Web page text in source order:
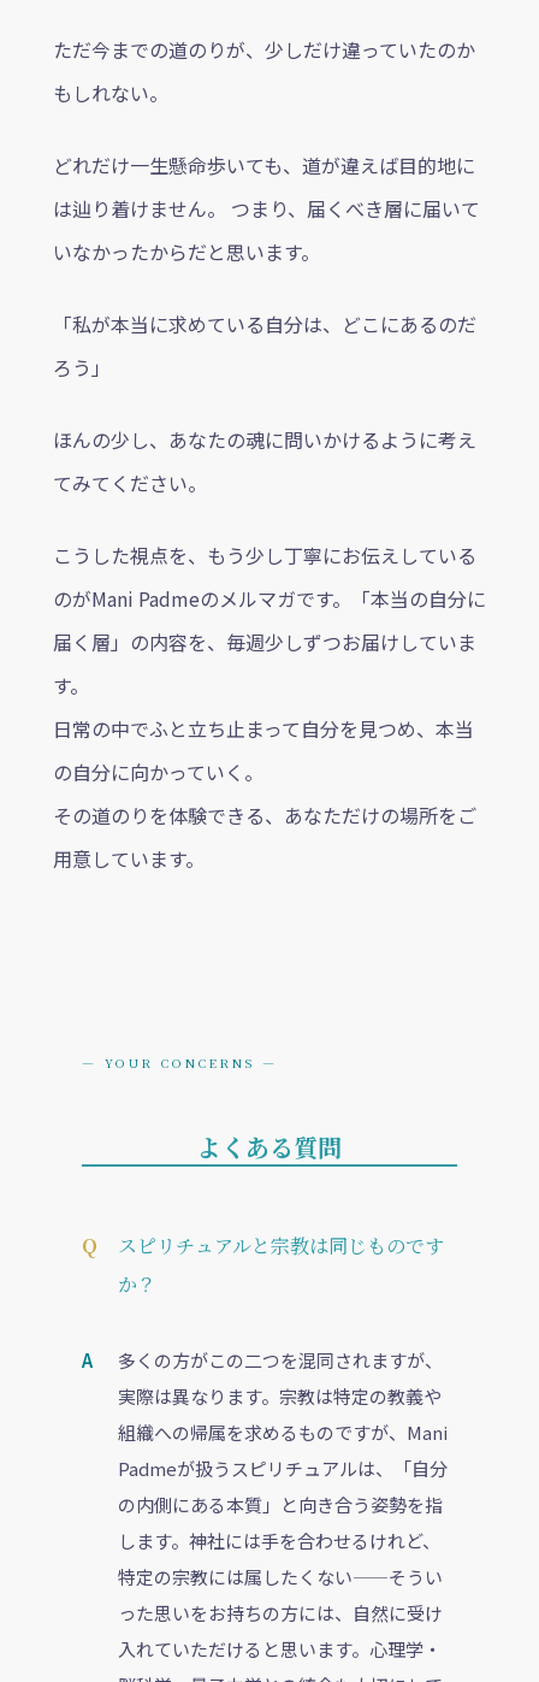
ただ今までの道のりが、少しだけ違っていたのか
もしれない。
どれだけ一生懸命歩いても、道が違えば目的地に
は辿り着けません。 つまり、届くべき層に届いて
いなかったからだと思います。
「私が本当に求めている自分は、どこにあるのだ
ろう」
ほんの少し、あなたの魂に問いかけるように考え
てみてください。
こうした視点を、もう少し丁寧にお伝えしている
のがMani Padmeのメルマガです。「本当の自分に
届く層」の内容を、毎週少しずつお届けしていま
す。
日常の中でふと立ち止まって自分を見つめ、本当
の自分に向かっていく。
その道のりを体験できる、あなただけの場所をご
用意しています。
— YOUR CONCERNS —
よくある質問
スピリチュアルと宗教は同じものです
か？
多くの方がこの二つを混同されますが、
実際は異なります。宗教は特定の教義や
組織への帰属を求めるものですが、Mani
Padmeが扱うスピリチュアルは、「自分
の内側にある本質」と向き合う姿勢を指
します。神社には手を合わせるけれど、
特定の宗教には属したくない——そうい
った思いをお持ちの方には、自然に受け
入れていただけると思います。心理学・